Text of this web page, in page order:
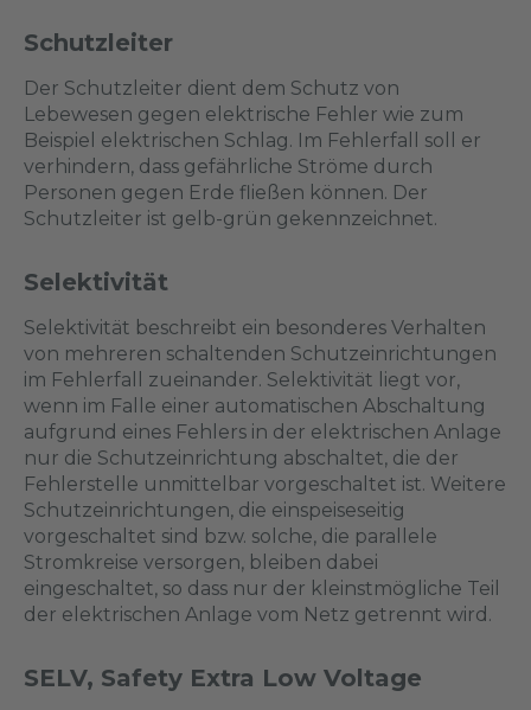
Schutzleiter
Der Schutzleiter dient dem Schutz von
Lebewesen gegen elektrische Fehler wie zum
Beispiel elektrischen Schlag. Im Fehlerfall soll er
verhindern, dass gefährliche Ströme durch
Personen gegen Erde fließen können. Der
Schutzleiter ist gelb-grün gekennzeichnet.
Selektivität
Selektivität beschreibt ein besonderes Verhalten
von mehreren schaltenden Schutzeinrichtungen
im Fehlerfall zueinander. Selektivität liegt vor,
wenn im Falle einer automatischen Abschaltung
aufgrund eines Fehlers in der elektrischen Anlage
nur die Schutzeinrichtung abschaltet, die der
Fehlerstelle unmittelbar vorgeschaltet ist. Weitere
Schutzeinrichtungen, die einspeiseseitig
vorgeschaltet sind bzw. solche, die parallele
Stromkreise versorgen, bleiben dabei
eingeschaltet, so dass nur der kleinstmögliche Teil
der elektrischen Anlage vom Netz getrennt wird.
SELV, Safety Extra Low Voltage